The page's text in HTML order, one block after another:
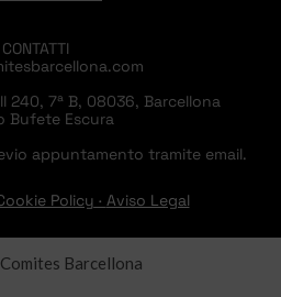
CONTATTI
240, 7ª B, 08036, Barcellona
Bufete Escura
appuntamento tramite email.
Policy · Aviso Legal
Barcellona